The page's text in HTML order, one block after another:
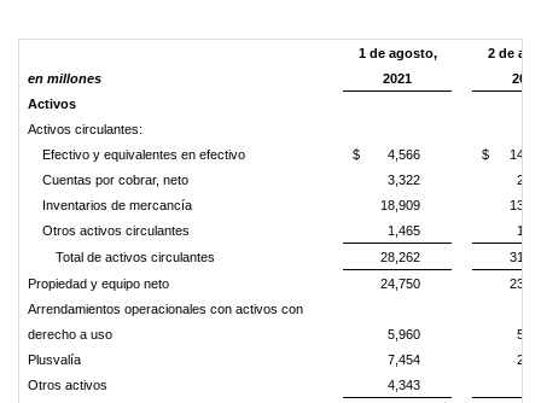
en millones
1 de agosto,
2021
2 de
2020
Activos
Activos circulantes:
Efectivo y equivalentes en efectivo
$ 4,566 $
Cuentas por cobrar, neto
3,322
Inventarios de mercancía
18,909
Otros activos circulantes
1,465
Total de activos circulantes
28,262
Propiedad y equipo neto
24,750
Arrendamientos operacionales con activos con
derecho a uso
5,960
Plusvalía
7,454
Otros activos
4,343